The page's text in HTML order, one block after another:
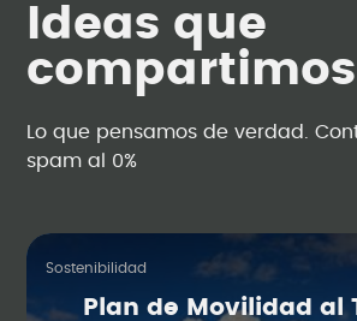
Ideas que
compartimos
Lo que pensamos de verdad.
spam al 0%
Sostenibilidad
Plan de Movilidad al